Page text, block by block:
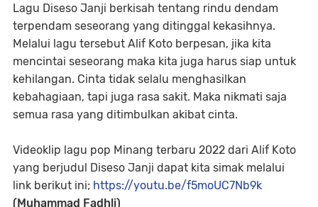
Lagu Diseso Janji berkisah tentang rindu dendam
terpendam seseorang yang ditinggal kekasihnya.
Melalui lagu tersebut Alif Koto berpesan, jika kita
mencintai seseorang maka kita juga harus siap untuk
kehilangan. Cinta tidak selalu menghasilkan
kebahagiaan, tapi juga rasa sakit. Maka nikmati saja
semua rasa yang ditimbulkan akibat cinta.
Videoklip lagu pop Minang terbaru 2022 dari Alif Koto
yang berjudul Diseso Janji dapat kita simak melalui
link berikut ini; https://youtu.be/f5moUC7Nb9k
(Muhammad Fadhli)